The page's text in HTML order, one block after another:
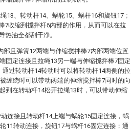
13、转动杆14、蜗轮15、蜗杆16和旋钮17；
7收缩到搅拌杆6内部的作用，从而可以在拉
热油全都刮干净。
部且弹簧12两端与伸缩搅拌棒7内部两端位置
固定连接且拉绳13另一端与伸缩搅拌棒7固定
过转动杆14转动时可以将转动杆14两侧的拉
缠绕时可以带动两端的伸缩搅拌棒7同时的向
到在转动杆14松开拉绳13时，可以带动伸缩
连接且转动杆14上端与蜗轮15固定连接，蜗
11转动连接，旋钮17与蜗杆16固定连接；通